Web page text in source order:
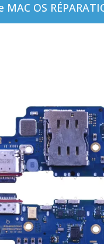
MAC OS